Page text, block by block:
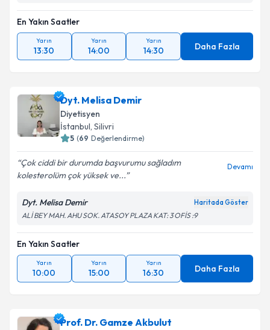
En Yakın Saatler
Yarın
13:30
Yarın
14:00
Yarın
14:30 Daha Fazla
Dyt. Melisa Demir
Diyetisyen
İstanbul, Silivri
5 (69 Değerlendirme)
Çok ciddi bir durumda başvurumu sağladım
kolesterolüm çok yüksek ve...
Devamı
Dyt. Melisa Demir Haritada Göster
ALİ BEY MAH. AHU SOK. ATASOY PLAZA KAT: 3 OFİS :9
En Yakın Saatler
Yarın
10:00
Yarın
15:00
Yarın
16:30 Daha Fazla
Prof. Dr. Gamze Akbulut